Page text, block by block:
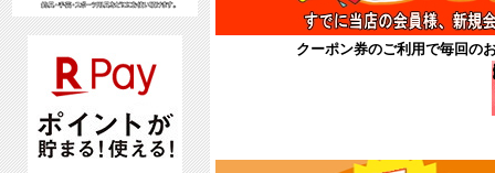
クーポン券のご利用で毎回の